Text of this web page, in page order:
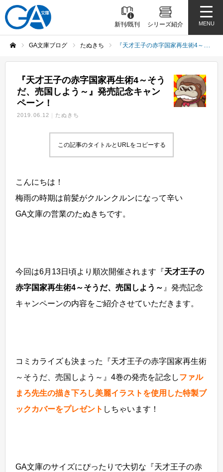
新刊/既刊 シリーズ紹介 MENU
GA文庫ブログ たぬきち 『天才王子の赤字国家再生術4～そうだ、売国しよう～』発売記念キャンペーン！
『天才王子の赤字国家再生術4～そう
だ、売国しよう～』発売記念キャン
ペーン！
2019.06.12 たぬきち
この記事のタイトルとURLをコピーする
こんにちは！
梅雨の時期は前髪がクルンクルンになって辛い
GA文庫の営業のたぬきちです。
今回は6月13日頃より順次開催されます『天才王子の
赤字国家再生術4～そうだ、売国しよう～ 』発売記念
キャンペーンの内容をご紹介させていただきます。
コミカライズも決まった『天才王子の赤字国家再生術
～そうだ、売国しよう～』4巻の発売を記念しファル
まろ先生の描き下ろし美麗イラストを使用した特製ブ
ックカバーをプレゼント しちゃいます！
GA文庫のサイズにぴったりで大切な『天才王子の赤